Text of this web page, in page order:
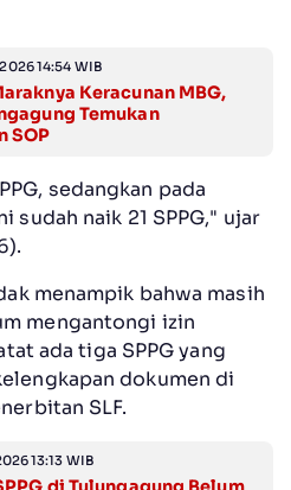
14:54 WIB
Keracunan MBG,
Temukan
SOP
sedangkan pada
sudah naik 21 SPPG," ujar
menampik bahwa masih
mengantongi izin
ada tiga SPPG yang
dokumen di
SLF.
13:13 WIB